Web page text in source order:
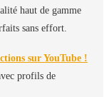
haut de gamme
sans effort.
sur YouTube !
profils de